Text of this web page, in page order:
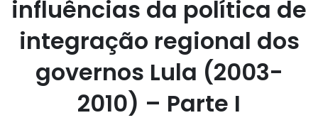
influências da política de
integração regional dos
governos Lula (2003-
2010) – Parte I